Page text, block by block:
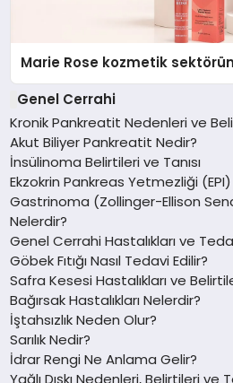
Marie Rose kozmetik
Genel Cerrahi
Kronik Pankreatit Nedenleri ve
Akut Biliyer Pankreatit Nedir?
İnsülinoma Belirtileri ve Tanısı
Ekzokrin Pankreas Yetmezliği
Gastrinoma (Zollinger-Ellison
Nelerdir?
Genel Cerrahi Hastalıkları ve
Göbek Fıtığı Nasıl Tedavi Edilir?
Safra Kesesi Hastalıkları ve
Bağırsak Hastalıkları Nelerdir?
İştahsızlık Neden Olur?
Sarılık Nedir?
İdrar Rengi Ne Anlama Gelir?
Yağlı Dışkı Nedenleri, Belirtileri ve